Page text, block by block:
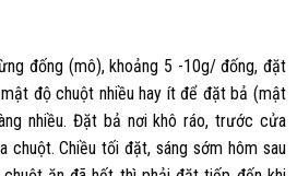
đống (mô), khoảng 5 -10g/ đống, đặt
độ chuột nhiều hay ít để đặt bả (mật
nhiều. Đặt bả nơi khô ráo, trước cửa
chuột. Chiều tối đặt, sáng sớm hôm sau